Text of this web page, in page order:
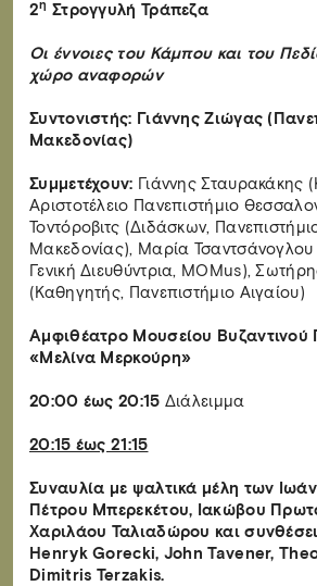
2η Στρογγυλή Τράπεζα
Οι έννοιες του Κάμπου και του
χώρο αναφορών
Συντονιστής: Γιάννης Ζιώγας
Μακεδονίας)
Συμμετέχουν: Γιάννης Σταυρακάκης
Αριστοτέλειο Πανεπιστήμιο
Τοντόροβιτς (Διδάσκων,
Μακεδονίας), Μαρία
Γενική Διευθύντρια, MOMus),
(Καθηγητής, Πανεπιστήμιο Αιγαίου)
Αμφιθέατρο Μουσείου Βυζαντινού
«Μελίνα Μερκούρη»
20:00 έως 20:15 Διάλειμμα
20:15 έως 21:15
Συναυλία με ψαλτικά μέλη των
Πέτρου Μπερεκέτου, Ιακώβου
Χαριλάου Ταλιαδώρου και
Henryk Gorecki, John Tavener,
Dimitris Terzakis.